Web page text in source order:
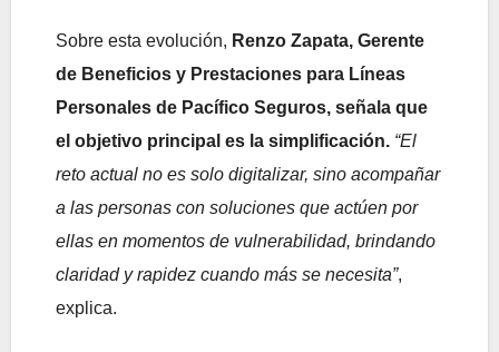
Sobre esta evolución, Renzo Zapata, Gerente
de Beneficios y Prestaciones para Líneas
Personales de Pacífico Seguros, señala que
el objetivo principal es la simplificación. “El
reto actual no es solo digitalizar, sino acompañar
a las personas con soluciones que actúen por
ellas en momentos de vulnerabilidad, brindando
claridad y rapidez cuando más se necesita”,
explica.